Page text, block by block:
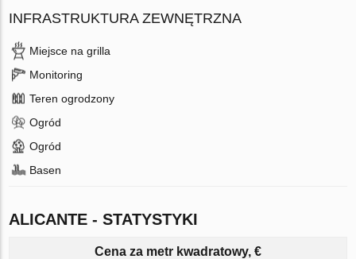
INFRASTRUKTURA ZEWNĘTRZNA
Miejsce na grilla
Monitoring
Teren ogrodzony
Ogród
Ogród
Basen
ALICANTE - STATYSTYKI
Cena za metr kwadratowy, €